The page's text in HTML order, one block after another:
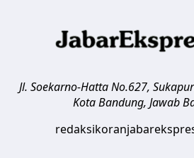
Jl. Soekarno-Hatta No.627,
Kota Bandung, Jawab